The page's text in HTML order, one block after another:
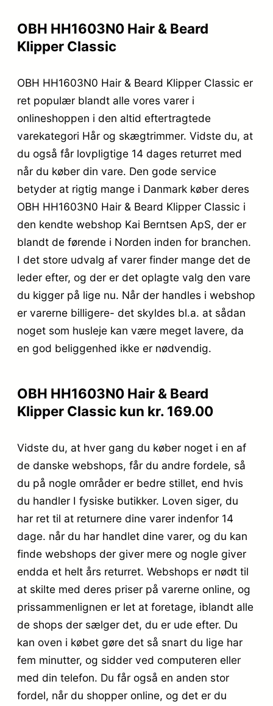
OBH HH1603N0 Hair & Beard
Klipper Classic
OBH HH1603N0 Hair & Beard Klipper Classic er
ret populær blandt alle vores varer i
onlineshoppen i den altid eftertragtede
varekategori Hår og skægtrimmer. Vidste du, at
du også får lovpligtige 14 dages returret med
når du køber din vare. Den gode service
betyder at rigtig mange i Danmark køber deres
OBH HH1603N0 Hair & Beard Klipper Classic i
den kendte webshop Kai Berntsen ApS, der er
blandt de førende i Norden inden for branchen.
I det store udvalg af varer finder mange det de
leder efter, og der er det oplagte valg den vare
du kigger på lige nu. Når der handles i webshop
er varerne billigere- det skyldes bl.a. at sådan
noget som husleje kan være meget lavere, da
en god beliggenhed ikke er nødvendig.
OBH HH1603N0 Hair & Beard
Klipper Classic kun kr. 169.00
Vidste du, at hver gang du køber noget i en af
de danske webshops, får du andre fordele, så
du på nogle områder er bedre stillet, end hvis
du handler I fysiske butikker. Loven siger, du
har ret til at returnere dine varer indenfor 14
dage. når du har handlet dine varer, og du kan
finde webshops der giver mere og nogle giver
endda et helt års returret. Webshops er nødt til
at skilte med deres priser på varerne online, og
prissammenlignen er let at foretage, iblandt alle
de shops der sælger det, du er ude efter. Du
kan oven i købet gøre det så snart du lige har
fem minutter, og sidder ved computeren eller
med din telefon. Du får også en anden stor
fordel, når du shopper online, og det er du